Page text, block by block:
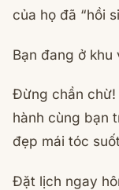
của họ đã “hồi
Bạn đang ở khu
Đừng chần chừ!
hành cùng bạn
đẹp mái tóc
Đặt lịch ngay